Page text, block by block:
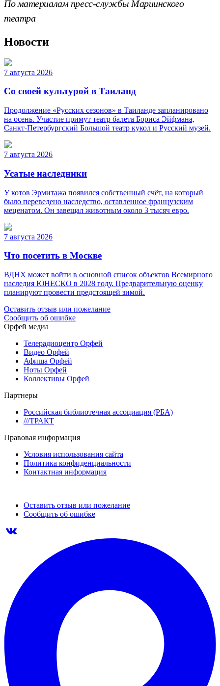
По материалам пресс-службы Мариинского
театра
Новости
7 августа 2026
Со своей культурой в Таиланд
Продолжение «Русских сезонов» в Таиланде запланировано
на осень. Участие примут театр балета Бориса Эйфмана,
Санкт-Петербургский Большой театр кукол и Русский музей.
7 августа 2026
Усатые наследники
У котов Эрмитажа появился собственный счёт, на который
было переведено наследство, оставленное французским
меценатом. Он завещал животным около 3 тысяч евро.
7 августа 2026
Что посетить в Москве
ВДНХ может войти в основной список объектов Всемирного
наследия ЮНЕСКО в 2028 году. Предварительную оценку
планируют провести предстоящей зимой.
Оставить отзыв или пожелание
Сообщить об ошибке
Орфей медиа
Телерадиоцентр Орфей
Видео Орфей
Афиша Орфей
Ноты Орфей
Коллективы Орфей
Партнеры
Российская библиотечная ассоциация (РБА)
///ТРАКТ
Правовая информация
Условия использования сайта
Политика конфиденциальности
Контактная информация
Оставить отзыв или пожелание
Сообщить об ошибке